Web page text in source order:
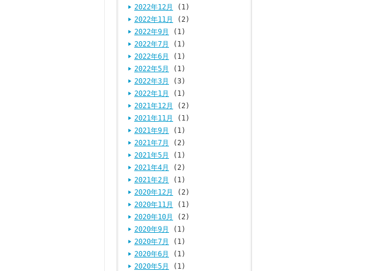
2022年12月
(1)
2022年11月
(2)
2022年9月
(1)
2022年7月
(1)
2022年6月
(1)
2022年5月
(1)
2022年3月
(3)
2022年1月
(1)
2021年12月
(2)
2021年11月
(1)
2021年9月
(1)
2021年7月
(2)
2021年5月
(1)
2021年4月
(2)
2021年2月
(1)
2020年12月
(2)
2020年11月
(1)
2020年10月
(2)
2020年9月
(1)
2020年7月
(1)
2020年6月
(1)
2020年5月
(1)